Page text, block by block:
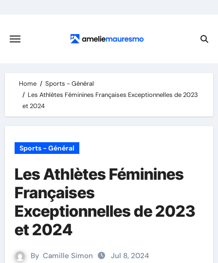
content
Home
Sports - Général
Les Athlètes Féminines Françaises Exceptionnelles de 2023
et 2024
Sports - Général
Les Athlètes Féminines
Françaises
Exceptionnelles de 2023
et 2024
By Camille Simon Jul 8, 2024